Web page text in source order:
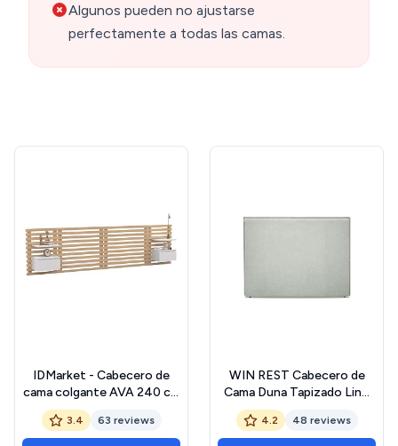
Algunos pueden no ajustarse
perfectamente a todas las camas.
IDMarket - Cabecero de
cama colgante AVA 240 cm
con mesita de noche +
cajón de madera clara y
blanca
3.4 63 reviews
WIN REST Cabecero de
Cama Duna Tapizado Lino
Tela Antimanchas, Fibras
Naturales, Tacto Fresco,
Moderno y Elegante, Color
4.2 48 reviews